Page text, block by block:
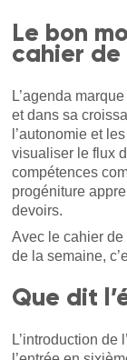
Le bon
cahier de
L’agenda
et dans sa
l’autonomie et
visualiser le flux
compétences
progéniture
devoirs.
Avec le cahier
de la semaine,
Que dit
L’introduction de